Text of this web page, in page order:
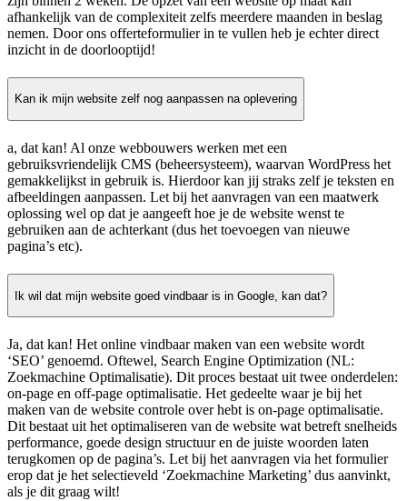
afhankelijk van de complexiteit zelfs meerdere maanden in beslag
nemen. Door ons offerteformulier in te vullen heb je echter direct
inzicht in de doorlooptijd!
Kan ik mijn website zelf nog aanpassen na oplevering
a, dat kan! Al onze webbouwers werken met een
gebruiksvriendelijk CMS (beheersysteem), waarvan WordPress het
gemakkelijkst in gebruik is. Hierdoor kan jij straks zelf je teksten en
afbeeldingen aanpassen. Let bij het aanvragen van een maatwerk
oplossing wel op dat je aangeeft hoe je de website wenst te
gebruiken aan de achterkant (dus het toevoegen van nieuwe
pagina’s etc).
Ik wil dat mijn website goed vindbaar is in Google, kan dat?
Ja, dat kan! Het online vindbaar maken van een website wordt
‘SEO’ genoemd. Oftewel, Search Engine Optimization (NL:
Zoekmachine Optimalisatie). Dit proces bestaat uit twee onderdelen:
on-page en off-page optimalisatie. Het gedeelte waar je bij het
maken van de website controle over hebt is on-page optimalisatie.
Dit bestaat uit het optimaliseren van de website wat betreft snelheids
performance, goede design structuur en de juiste woorden laten
terugkomen op de pagina’s. Let bij het aanvragen via het formulier
erop dat je het selectieveld ‘Zoekmachine Marketing’ dus aanvinkt,
als je dit graag wilt!